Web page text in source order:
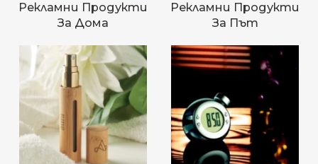
Рекламни Продукти
За Дома
Рекламни Продукти
За Път